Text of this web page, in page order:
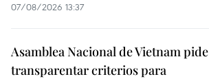
07/08/2026 13:37
Asamblea Nacional de Vietnam pide
transparentar criterios para